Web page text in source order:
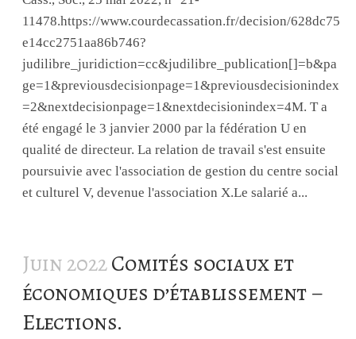
11478.https://www.courdecassation.fr/decision/628dc75
e14cc2751aa86b746?
judilibre_juridiction=cc&judilibre_publication[]=b&pa
ge=1&previousdecisionpage=1&previousdecisionindex
=2&nextdecisionpage=1&nextdecisionindex=4M. T a
été engagé le 3 janvier 2000 par la fédération U en
qualité de directeur. La relation de travail s'est ensuite
poursuivie avec l'association de gestion du centre social
et culturel V, devenue l'association X.Le salarié a...
Juin 2022Comités sociaux et
économiques d’établissement –
Elections.